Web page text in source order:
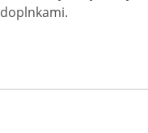
doplnkami.